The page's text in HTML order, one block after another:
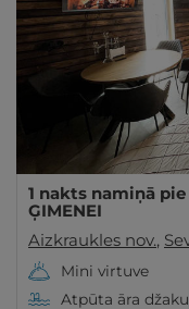
1 nakts namiņā
ĢIMENEI
Aizkraukles nov.,
Mini virtuve
Atpūta āra